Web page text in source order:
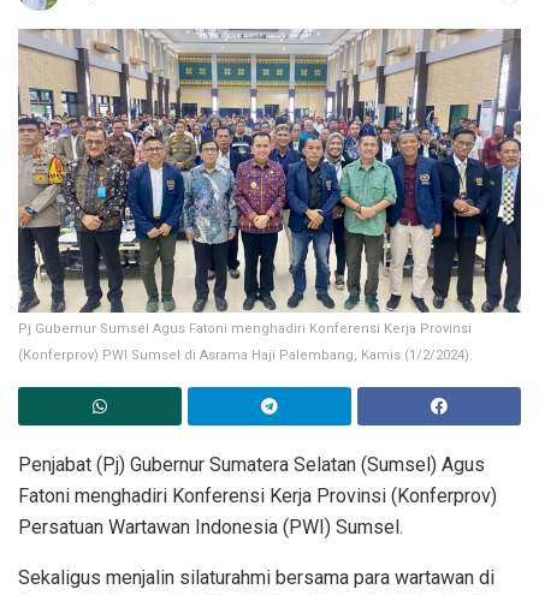
Pj Gubernur Sumsel Agus Fatoni menghadiri Konferensi Kerja Provinsi
(Konferprov) PWI Sumsel di Asrama Haji Palembang, Kamis (1/2/2024).
Penjabat (Pj) Gubernur Sumatera Selatan (Sumsel) Agus
Fatoni menghadiri Konferensi Kerja Provinsi (Konferprov)
Persatuan Wartawan Indonesia (PWI) Sumsel.
Sekaligus menjalin silaturahmi bersama para wartawan di